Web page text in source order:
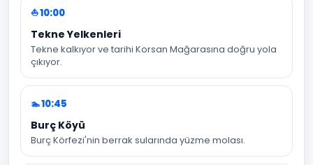
⛵ 10:00
Tekne Yelkenleri
Tekne kalkıyor ve tarihi Korsan Mağarasına doğru yola
çıkıyor.
🏊 10:45
Burç Köyü
Burç Körfezi'nin berrak sularında yüzme molası.